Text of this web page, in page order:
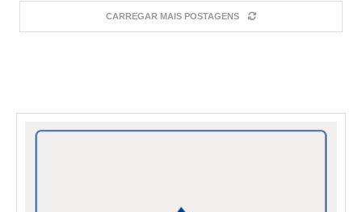
CARREGAR MAIS POSTAGENS